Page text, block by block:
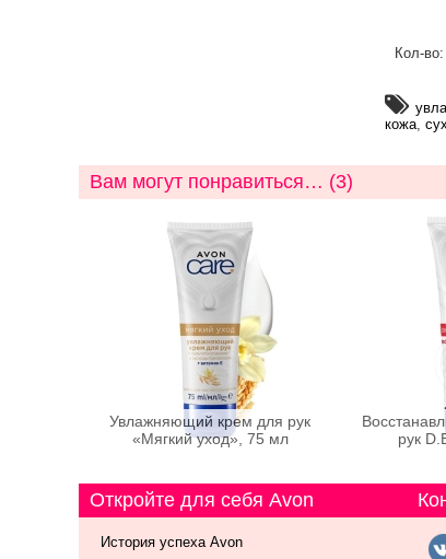
Кол-во:
кожа,
Вам могут понравиться… (3)
Увлажняющий крем для рук
«Мягкий уход», 75 мл
рук
Откройте для себя Avon
История успеха Avon